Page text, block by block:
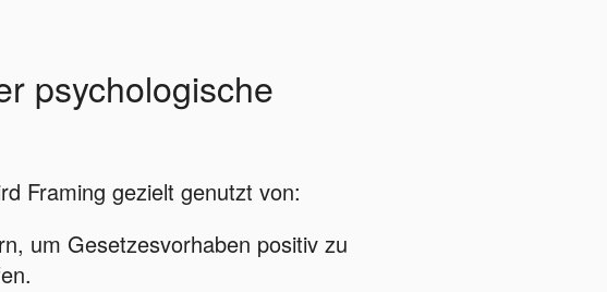
psychologische
Framing gezielt genutzt von:
um Gesetzesvorhaben positiv zu